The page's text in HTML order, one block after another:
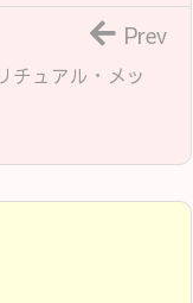
チュアル・メッ
Prev